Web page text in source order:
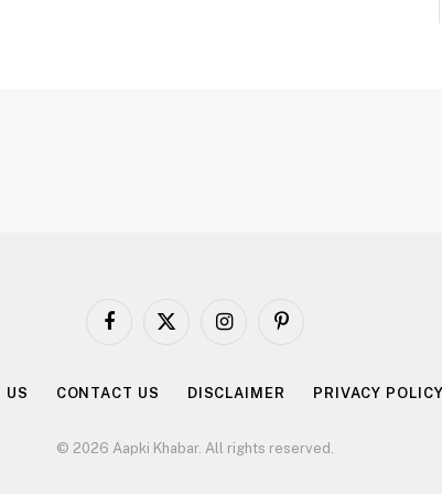
Facebook
X
InstagramPinterest
US CONTACT US DISCLAIMER PRIVACY
© 2026 Aapki Khabar. All rights reserved.